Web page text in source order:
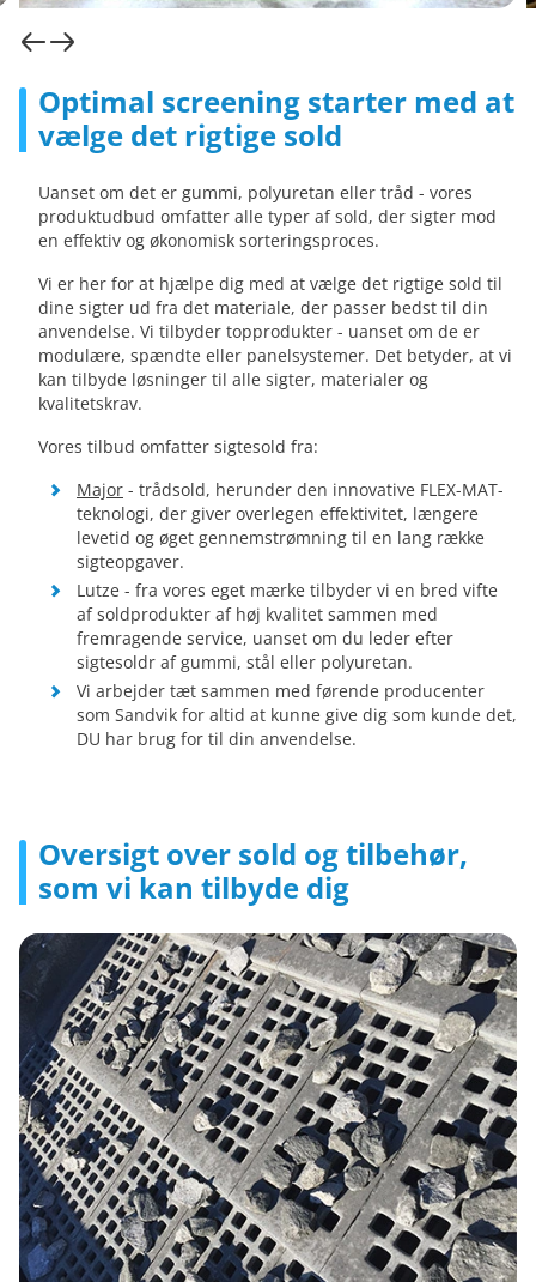
Optimal screening starter med at
vælge det rigtige sold
Uanset om det er gummi, polyuretan eller tråd - vores
produktudbud omfatter alle typer af sold, der sigter mod
en effektiv og økonomisk sorteringsproces.
Vi er her for at hjælpe dig med at vælge det rigtige sold til
dine sigter ud fra det materiale, der passer bedst til din
anvendelse. Vi tilbyder topprodukter - uanset om de er
modulære, spændte eller panelsystemer. Det betyder, at vi
kan tilbyde løsninger til alle sigter, materialer og
kvalitetskrav.
Vores tilbud omfatter sigtesold fra:
Major - trådsold, herunder den innovative FLEX-MAT-
teknologi, der giver overlegen effektivitet, længere
levetid og øget gennemstrømning til en lang række
sigteopgaver.
Lutze - fra vores eget mærke tilbyder vi en bred vifte
af soldprodukter af høj kvalitet sammen med
fremragende service, uanset om du leder efter
sigtesoldr af gummi, stål eller polyuretan.
Vi arbejder tæt sammen med førende producenter
som Sandvik for altid at kunne give dig som kunde det,
DU har brug for til din anvendelse.
Oversigt over sold og tilbehør,
som vi kan tilbyde dig